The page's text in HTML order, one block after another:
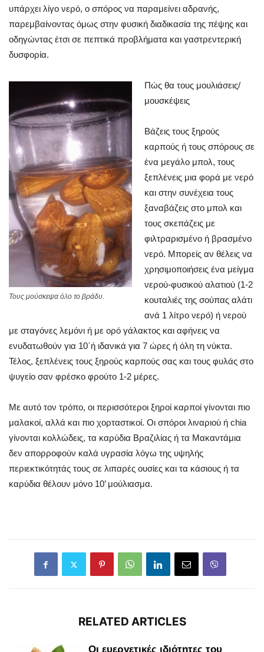
υπάρχει λίγο νερό, ο σπόρος να παραμείνει αδρανής,
παρεμβαίνοντας όμως στην φυσική διαδικασία της πέψης και
οδηγώντας έτσι σε πεπτικά προβλήματα και γαστρεντερική
δυσφορία.
Τους μούσκεψα όλο το βράδυ.
Πώς θα τους μουλιάσεις/
μουσκέψεις
Βάζεις τους ξηρούς
καρπούς ή τους σπόρους σε
ένα μεγάλο μπολ, τους
ξεπλένεις μια φορά με νερό
και στην συνέχεια τους
ξαναβάζεις στο μπολ και
τους σκεπάζεις με
φιλτραρισμένο ή βρασμένο
νερό. Μπορείς αν θέλεις να
χρησιμοποιήσεις ένα μείγμα
νερού-φυσικού αλατιού (1-2
κουταλιές της σούπας αλάτι
ανά 1 λίτρο νερό) ή νερού
με σταγόνες λεμόνι ή με ορό γάλακτος και αφήνεις να
ενυδατωθούν για 10΄ή ιδανικά για 7 ώρες ή όλη τη νύκτα.
Τέλος, ξεπλένεις τους ξηρούς καρπούς σας και τους φυλάς στο
ψυγείο σαν φρέσκο φρούτο 1-2 μέρες.
Με αυτό τον τρόπο, οι περισσότεροι ξηροί καρποί γίνονται πιο
μαλακοί, αλλά και πιο χορταστικοί. Οι σπόροι λιναριού ή chia
γίνονται κολλώδεις, τα καρύδια Βραζιλίας ή τα Μακαντάμια
δεν απορροφούν καλά υγρασία λόγω της υψηλής
περιεκτικότητάς τους σε λιπαρές ουσίες και τα κάσιους ή τα
καρύδια θέλουν μόνο 10’ μούλιασμα.
RELATED ARTICLES
Οι ευεργετικές ιδιότητες του